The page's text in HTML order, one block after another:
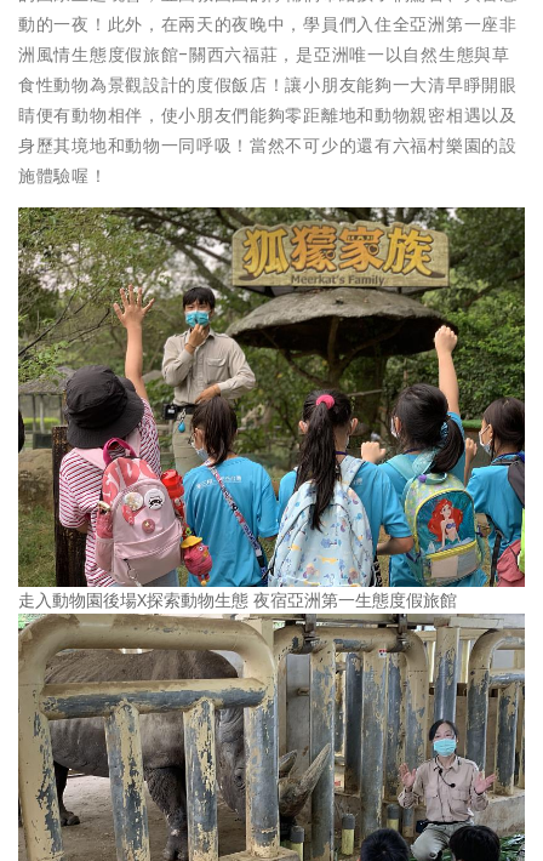
動的一夜！此外，在兩天的夜晚中，學員們入住全亞洲第一座非
洲風情生態度假旅館-關西六福莊，是亞洲唯一以自然生態與草
食性動物為景觀設計的度假飯店！讓小朋友能夠一大清早睜開眼
睛便有動物相伴，使小朋友們能夠零距離地和動物親密相遇以及
身歷其境地和動物一同呼吸！當然不可少的還有六福村樂園的設
施體驗喔！
走入動物園後場X探索動物生態 夜宿亞洲第一生態度假旅館